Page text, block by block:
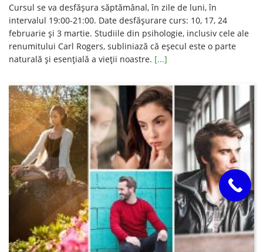
Cursul se va desfăşura săptămânal, în zile de luni, în
intervalul 19:00-21:00. Date desfăşurare curs: 10, 17, 24
februarie şi 3 martie. Studiile din psihologie, inclusiv cele ale
renumitului Carl Rogers, subliniază că eșecul este o parte
naturală și esențială a vieții noastre. [...]